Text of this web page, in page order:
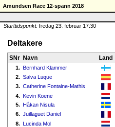
Amundsen Race 12-spann 2018
Starttidspunkt: fredag 23. februar 17:30
Deltakere
SNr Navn Land
1. Bernhard Klammer
2. Salva Luque
3. Catherine Fontaine-Mathis
4. Kevin Koene
5. Håkan Nisula
6. Juillaguet Daniel
8. Lucinda Mol